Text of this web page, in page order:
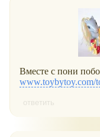
Вместе с пони
www.toybytoy.com/
ответить